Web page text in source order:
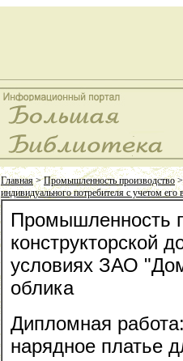
Главная>Промышленность производство
индивидуального потребителя с учетом его
Промышленность
конструкторской
условиях ЗАО
облика
Дипломная
нарядное платье